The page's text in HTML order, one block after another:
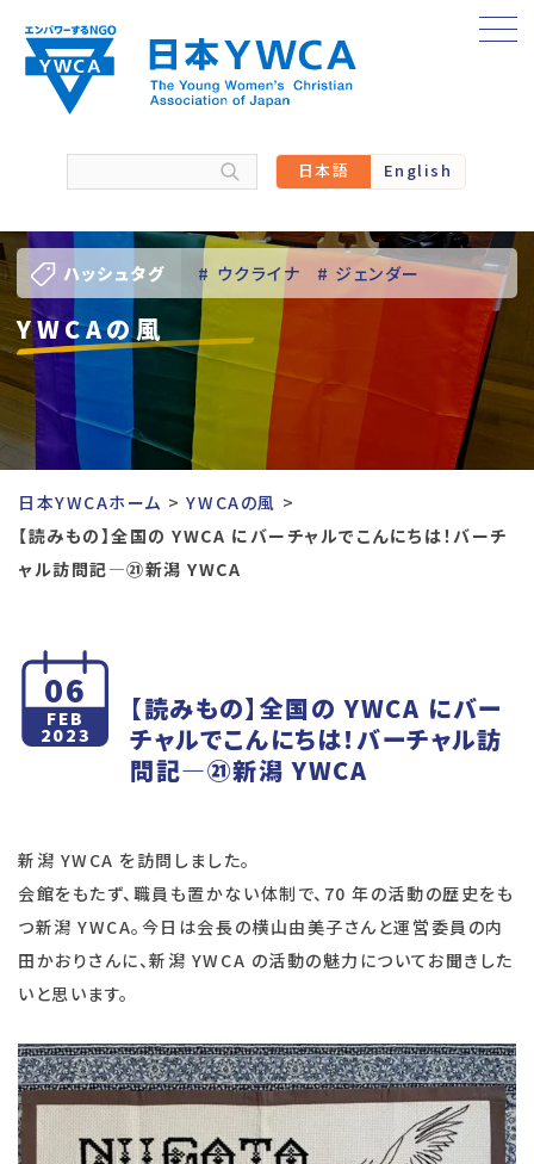
content
日本語 English
ハッシュタグ # ウクライナ # ジェンダー
# バーチャル訪問
# 人権 # 国際協力
# 地域YWCA
# 東日本大震災被災者支援
# 若い女性のリーダーシップ
YWCAの風
日本YWCAホーム
YWCAの風
【読みもの】全国の YWCA にバーチャルでこんにちは！バーチ
ャル訪問記―㉑新潟 YWCA
06
FEB
2023
【読みもの】全国の YWCA にバー
チャルでこんにちは！バーチャル訪
問記―㉑新潟 YWCA
新潟 YWCA を訪問しました。
会館をもたず、職員も置かない体制で、70 年の活動の歴史をも
つ新潟 YWCA。今日は会長の横山由美子さんと運営委員の内
田かおりさんに、新潟 YWCA の活動の魅力についてお聞きした
いと思います。